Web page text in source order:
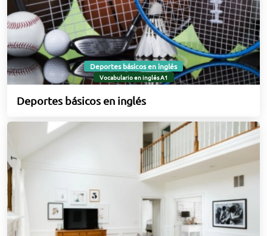
Deportes básicos en inglés
Vocabulario en inglés A1
Deportes básicos en inglés